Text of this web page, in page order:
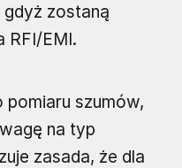
gdyż zostaną
RFI/EMI.
szumów,
na typ
zasada, że dla